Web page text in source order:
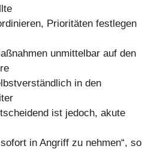
Prioritäten festlegen
unmittelbar auf den
in den
ist jedoch, akute
in Angriff zu nehmen“, so